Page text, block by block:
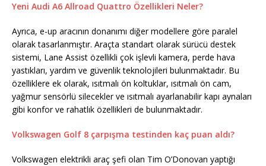
Yeni Audi A6 Allroad Quattro Özellikleri Neler?
Ayrıca, e-up aracının donanımı diğer modellere göre paralel
olarak tasarlanmıştır. Araçta standart olarak sürücü destek
sistemi, Lane Assist özellikli çok işlevli kamera, perde hava
yastıkları, yardım ve güvenlik teknolojileri bulunmaktadır. Bu
özelliklere ek olarak, ısıtmalı ön koltuklar, ısıtmalı ön cam,
yağmur sensörlü silecekler ve ısıtmalı ayarlanabilir kapı aynaları
gibi konfor ve rahatlık özellikleri de bulunmaktadır.
Volkswagen Golf 8 çarpışma testinden kaç puan aldı?
Volkswagen elektrikli araç şefi olan Tim O’Donovan yaptığı